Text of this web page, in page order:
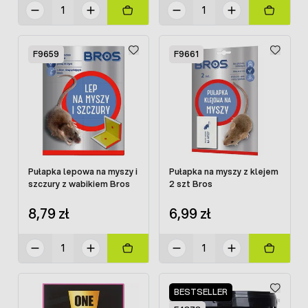
F9659
Pułapka lepowa na myszy i
szczury z wabikiem Bros
8,79 zł
F9661
Pułapka na myszy z klejem
2 szt Bros
6,99 zł
BESTSELLER